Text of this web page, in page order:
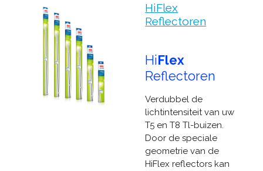
HiFlex
Reflectoren
HiFlex
Reflectoren
Verdubbel de
lichtintensiteit van uw
T5 en T8 Tl-buizen.
Door de speciale
geometrie van de
HiFlex reflectors kan